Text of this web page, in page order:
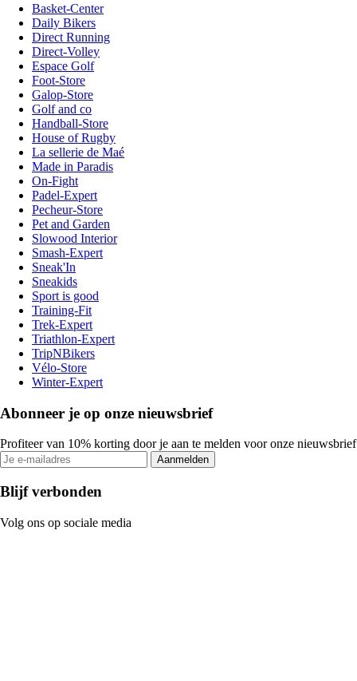
Basket-Center
Daily Bikers
Direct Running
Direct-Volley
Espace Golf
Foot-Store
Galop-Store
Golf and co
Handball-Store
House of Rugby
La sellerie de Maé
Made in Paradis
On-Fight
Padel-Expert
Pecheur-Store
Pet and Garden
Slowood Interior
Smash-Expert
Sneak'In
Sneakids
Sport is good
Training-Fit
Trek-Expert
Triathlon-Expert
TripNBikers
Vélo-Store
Winter-Expert
Abonneer je op onze nieuwsbrief
Profiteer van 10% korting door je aan te melden voor onze nieuwsbrief
Aanmelden
Blijf verbonden
Volg ons op sociale media